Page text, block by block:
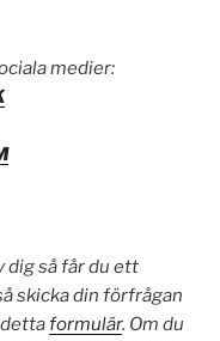
medier:
dig så får du ett
skicka din förfrågan
formulär. Om du